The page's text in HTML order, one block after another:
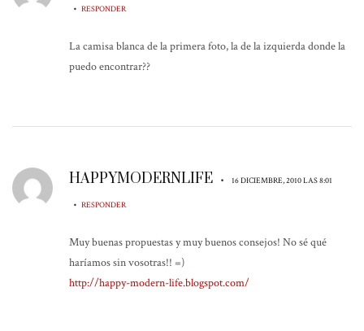
• RESPONDER
La camisa blanca de la primera foto, la de la izquierda donde la
puedo encontrar??
HAPPYMODERNLIFE • 16 DICIEMBRE, 2010 LAS 8:01
• RESPONDER
Muy buenas propuestas y muy buenos consejos! No sé qué
haríamos sin vosotras!! =)
http://happy-modern-life.blogspot.com/